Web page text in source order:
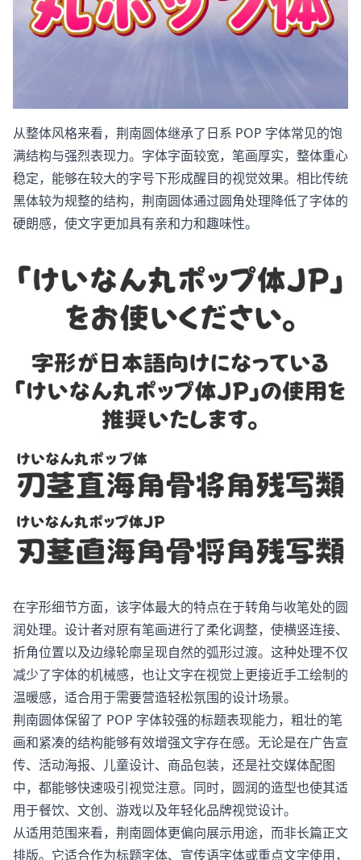
从整体风格来看，荆南圆体继承了日系 POP 字体常见的饱
满结构与强烈表现力。字体字面较宽，笔画厚实，整体重心
稳定，能够在较大的字号下形成醒目的视觉效果。相比传统
黑体较为规整的结构，荆南圆体通过圆角处理降低了字体的
硬朗感，使文字更加具有亲和力和趣味性。
在字形细节方面，该字体最大的特点在于转角与收笔处的圆
润处理。设计者对原有笔画进行了柔化调整，使横竖连接、
折角位置以及边缘轮廓呈现自然的弧形过渡。这种处理不仅
减少了字体的机械感，也让文字在视觉上更接近手工绘制的
温暖感，适合用于需要营造轻松氛围的设计场景。
荆南圆体保留了 POP 字体较强的标题表现能力，粗壮的笔
画和紧凑的结构能够有效增强文字存在感。无论是在广告宣
传、活动海报、儿童设计、商品包装，还是社交媒体配图
中，都能够快速吸引视觉注意。同时，圆润的造型也使其适
用于餐饮、文创、游戏以及年轻化品牌视觉设计。
从适用范围来看，荆南圆体更偏向展示用途，而非长篇正文
排版。它适合作为标题字体、宣传语字体或重点文字使用，